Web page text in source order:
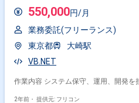
550,000円/月
業務委託(フリーランス)
東京都
大崎駅
VB.NET
作業内容 システム保守、運用、開発を
2年前・ 提供元: フリコン